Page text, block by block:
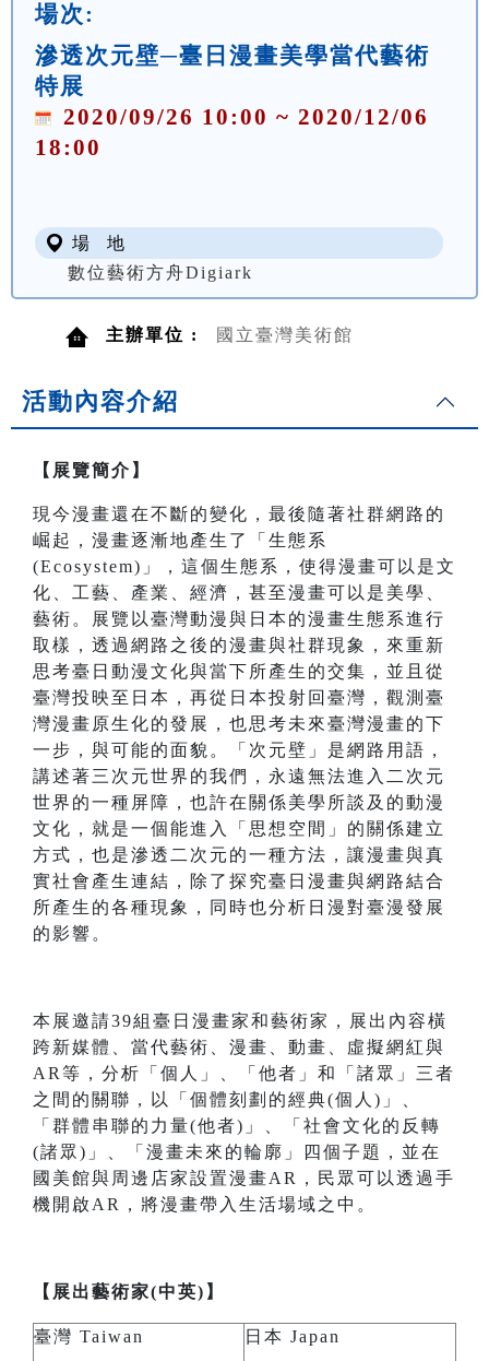
場次:
滲透次元壁─臺日漫畫美學當代藝術
特展
2020/09/26 10:00 ~ 2020/12/06
18:00
場 地
數位藝術方舟Digiark
主辦單位 : 國立臺灣美術館
活動內容介紹
【展覽簡介】
現今漫畫還在不斷的變化，最後隨著社群網路的
崛起，漫畫逐漸地產生了「生態系
(Ecosystem)」，這個生態系，使得漫畫可以是文
化、工藝、產業、經濟，甚至漫畫可以是美學、
藝術。展覽以臺灣動漫與日本的漫畫生態系進行
取樣，透過網路之後的漫畫與社群現象，來重新
思考臺日動漫文化與當下所產生的交集，並且從
臺灣投映至日本，再從日本投射回臺灣，觀測臺
灣漫畫原生化的發展，也思考未來臺灣漫畫的下
一步，與可能的面貌。「次元壁」是網路用語，
講述著三次元世界的我們，永遠無法進入二次元
世界的一種屏障，也許在關係美學所談及的動漫
文化，就是一個能進入「思想空間」的關係建立
方式，也是滲透二次元的一種方法，讓漫畫與真
實社會產生連結，除了探究臺日漫畫與網路結合
所產生的各種現象，同時也分析日漫對臺漫發展
的影響。
本展邀請39組臺日漫畫家和藝術家，展出內容橫
跨新媒體、當代藝術、漫畫、動畫、虛擬網紅與
AR等，分析「個人」、「他者」和「諸眾」三者
之間的關聯，以「個體刻劃的經典(個人)」、
「群體串聯的力量(他者)」、「社會文化的反轉
(諸眾)」、「漫畫未來的輪廓」四個子題，並在
國美館與周邊店家設置漫畫AR，民眾可以透過手
機開啟AR，將漫畫帶入生活場域之中。
【展出藝術家(中英)】
臺灣 Taiwan 日本 Japan